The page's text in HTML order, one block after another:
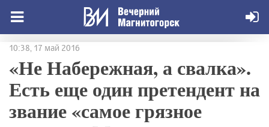
10:38, 17 май 2016
«Не Набережная, а свалка».
Есть еще один претендент на
звание «самое грязное